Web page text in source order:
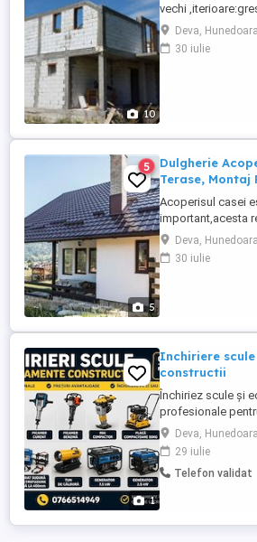
10
vechi
Deva, Hunedoara
30 iulie
5
5
Dulgherie
Terase,
Acoperisul casei
important,acesta
element de
naturii. Este
montat de catre o
locuibile ...
Deva, Hunedoara
30 iulie
1
Inchiriere
constructii
Închiriez scule și
profesionale
edilitare: - Ciocan
aparat spălat
bari -moto pompa
Picamer electric -
Deva, Hunedoara
29 iulie
Telefon validat